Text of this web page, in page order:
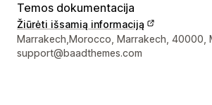
Temos dokumentacija
Žiūrėti išsamią informaciją
Kūrėjo kontaktiniai duomenys
Marrakech,Morocco, Marrakech, 40000,
support@baadthemes.com